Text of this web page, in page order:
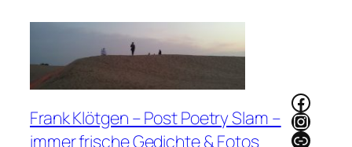
Frank Klötgen – Post Poetry Slam –
immer frische Gedichte & Fotos
Link